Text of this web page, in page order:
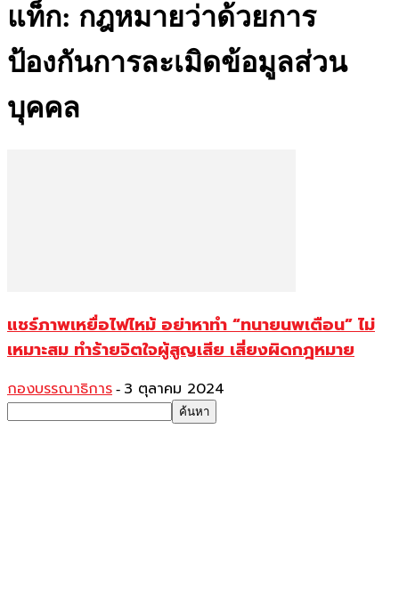
แท็ก: กฎหมายว่าด้วยการ
ป้องกันการละเมิดข้อมูลส่วน
บุคคล
แชร์ภาพเหยื่อไฟไหม้ อย่าหาทำ “ทนายนพเตือน” ไม่
เหมาะสม ทำร้ายจิตใจผู้สูญเสีย เสี่ยงผิดกฎหมาย
กองบรรณาธิการ - 3 ตุลาคม 2024